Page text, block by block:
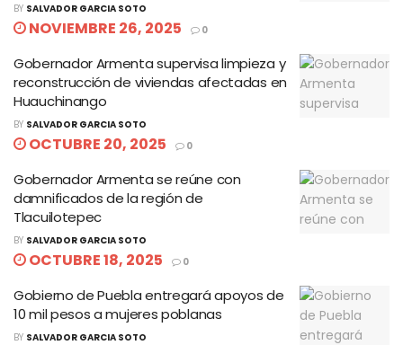
BY SALVADOR GARCIA SOTO
NOVIEMBRE 26, 2025 0
Gobernador Armenta supervisa limpieza y
reconstrucción de viviendas afectadas en
Huauchinango
BY SALVADOR GARCIA SOTO
OCTUBRE 20, 2025 0
Gobernador Armenta se reúne con
damnificados de la región de
Tlacuilotepec
BY SALVADOR GARCIA SOTO
OCTUBRE 18, 2025 0
Gobierno de Puebla entregará apoyos de
10 mil pesos a mujeres poblanas
BY SALVADOR GARCIA SOTO